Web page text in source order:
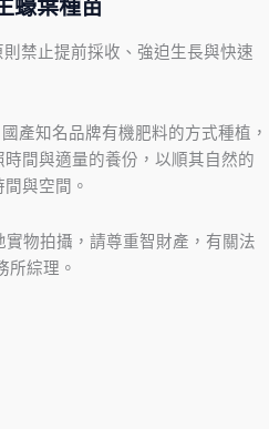
蠔葉種苗
禁止提前採收、強迫生長與快速
產知名品牌有機肥料的方式種植，
間與適量的養份，以順其自然的
與空間。
物拍攝，請尊重智財產，有關法
所綜理。